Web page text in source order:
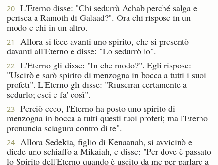
20
L'Eterno disse: "Chi sedurrà Achab perché salga e
perisca a Ramoth di Galaad?". Ora chi rispose in un
modo e chi in un altro.
21
Allora si fece avanti uno spirito, che si presentò
davanti all'Eterno e disse: "Lo sedurrò io".
22
L'Eterno gli disse: "In che modo?". Egli rispose:
"Uscirò e sarò spirito di menzogna in bocca a tutti i suoi
profeti". L'Eterno gli disse: "Riuscirai certamente a
sedurlo; esci e fa' così".
23
Perciò ecco, l'Eterno ha posto uno spirito di
menzogna in bocca a tutti questi tuoi profeti; ma l'Eterno
pronuncia sciagura contro di te".
24
Allora Sedekia, figlio di Kenaanah, si avvicinò e
diede uno schiaffo a Mikaiah, e disse: "Per dove è passato
lo Spirito dell'Eterno quando è uscito da me per parlare a